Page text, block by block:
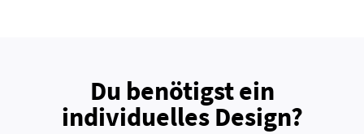
Du benötigst ein
individuelles Design?